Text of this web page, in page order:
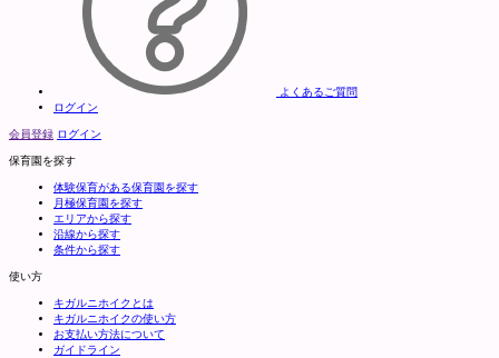
よくあるご質問
ログイン
会員登録 ログイン
保育園を探す
体験保育がある保育園を探す
月極保育園を探す
エリアから探す
沿線から探す
条件から探す
使い方
キガルニホイクとは
キガルニホイクの使い方
お支払い方法について
ガイドライン